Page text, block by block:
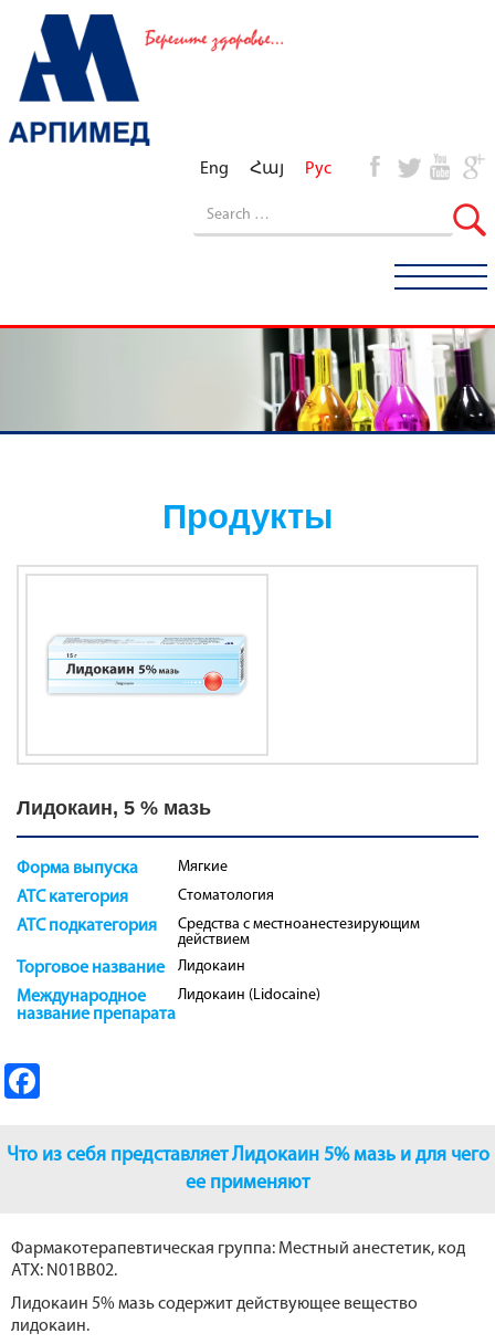
Eng Հայ Рус
Продукты
Лидокаин, 5 % мазь
Форма выпуска Мягкие
ATC категория Стоматология
ATC подкатегория
Средства с местноанестезирующим
действием
Торговое название Лидокаин
Международное
название препарата
Лидокаин (Lidocaine)
b
k
Что из себя представляет Лидокаин 5% мазь и для чего
еe применяют
Фармакотерапевтическая группа: Местный анестетик, код
АТХ: N01BB02.
Лидокаин 5% мазь содержит действующее вещество
лидокаин.